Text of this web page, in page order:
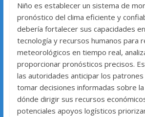
Niño es establecer un sistema de
pronóstico del clima eficiente y
debería fortalecer sus capacidades
tecnología y recursos humanos para
meteorológicos en tiempo real,
proporcionar pronósticos precisos.
las autoridades anticipar los
tomar decisiones informadas sobre
dónde dirigir sus recursos
potenciales apoyos logísticos